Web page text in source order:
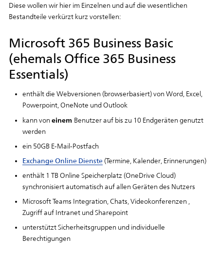
Diese wollen wir hier im Einzelnen und auf die wesentlichen
Bestandteile verkürzt kurz vorstellen:
Microsoft 365 Business Basic
(ehemals Office 365 Business
Essentials)
enthält die Webversionen (browserbasiert) von Word, Excel,
Powerpoint, OneNote und Outlook
kann voneinem Benutzer auf bis zu 10 Endgeräten genutzt
werden
ein 50GB E-Mail-Postfach
Exchange Online Dienste (Termine, Kalender, Erinnerungen)
enthält 1 TB Online Speicherplatz (OneDrive Cloud)
synchronisiert automatisch auf allen Geräten des Nutzers
Microsoft Teams Integration, Chats, Videokonferenzen ,
Zugriff auf Intranet und Sharepoint
unterstützt Sicherheitsgruppen und individuelle
Berechtigungen